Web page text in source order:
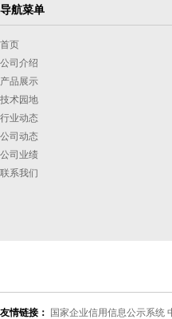
导航菜单
首页
公司介绍
产品展示
技术园地
行业动态
公司动态
公司业绩
联系我们
友情链接： 国家企业信用信息公示系统